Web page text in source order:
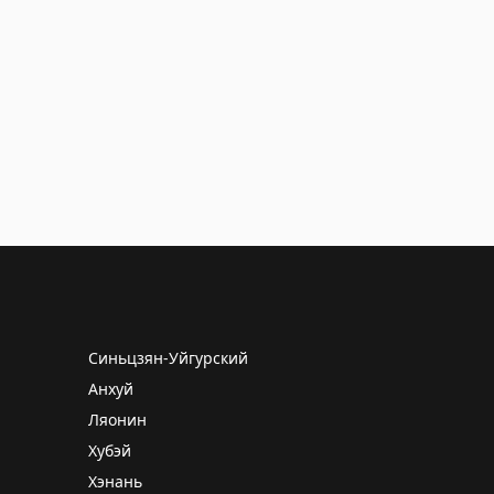
Синьцзян-Уйгурский
Анхуй
Ляонин
Хубэй
Хэнань